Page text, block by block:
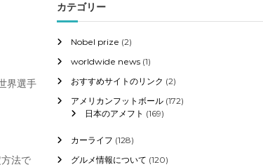
界選手
法で
カテゴリー
Nobel prize (2)
worldwide news (1)
おすすめサイトのリンク (2)
アメリカンフットボール (172)
日本のアメフト (169)
カーライフ (128)
グルメ情報について (120)